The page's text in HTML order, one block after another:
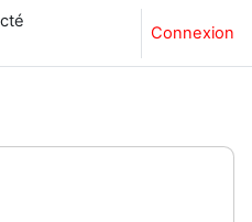
Connexion